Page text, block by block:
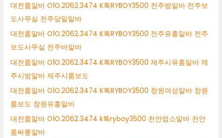
대전룸알바 O1O.2062.3474 K톡RYBOY3500 전주밤알바 전주보
도사무실 전주당일알바
대전룸알바 O1O.2062.3474 K톡RYBOY3500 전주유흥알바 전주
보도사무실 전주바알바
대전룸알바 O1O.2062.3474 K톡RYBOY3500 제주시유흥알바 제
주시밤알바 제주시룸보도
대전룸알바 O1O.2062.3474 K톡RYBOY3500 창원여성알바 창원
룸보도 창원유흥알바
대전룸알바 O1O.2062.3474 k톡ryboy3500 천안업소알바 천안
룸싸롱알바